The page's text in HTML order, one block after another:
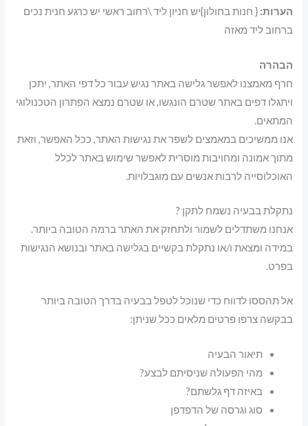
הערות: { חנות בחולון}יש חניון ליד \רחוב ראשי יש כרגע חנית נכים
ברחוב ליד מאזה
הבהרה
חרף מאמצנו לאפשר גלישה באתר נגיש עבור כל דפי האתר, יתכן
ויתגלו דפים באתר שטרם הונגשו, או שטרם נמצא הפתרון הטכנולוגי
המתאים.
אנו ממשיכים במאמצים לשפר את נגישות האתר, ככל האפשר, וזאת
מתוך אמונה ומחויבות מוסרית לאפשר שימוש באתר לכלל
האוכלוסייה לרבות אנשים עם מוגבלויות.
נתקלת בבעיה נשמח לתקן ?
אנחנו משתדלים לשמור ולתחזק את האתר ברמה הטובה ביותר.
במידה ומצאת ו/או נתקלת בקשיים בגלישה באתר ובנושא הנגישות
בפרט.
אל תהססו לדווח כדי שנוכל לטפל בבעיה בדרך הטובה ביותר
בבקשה צרפו פרטים מלאים ככל שניתן:
תיאור הבעיה
מהי הפעולה שניסיתם לבצע?
באיזה דף גלשתם?
סוג וגרסה של הדפדפן